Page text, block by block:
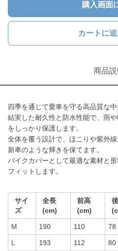
購入画面
カートに
商品説
四季を通じて愛車を守る高品質な中
結実した耐久性と防水性能で、雨
をしっかり保護します。
全体を覆う設計で、ほこりや紫外
新車のような輝きを保てます。
バイクカバーとして最適な素材と
フィットします。
サイ
ズ
全長
(cm)
前高
(cm)
M 190 110 78
L 193 112 80